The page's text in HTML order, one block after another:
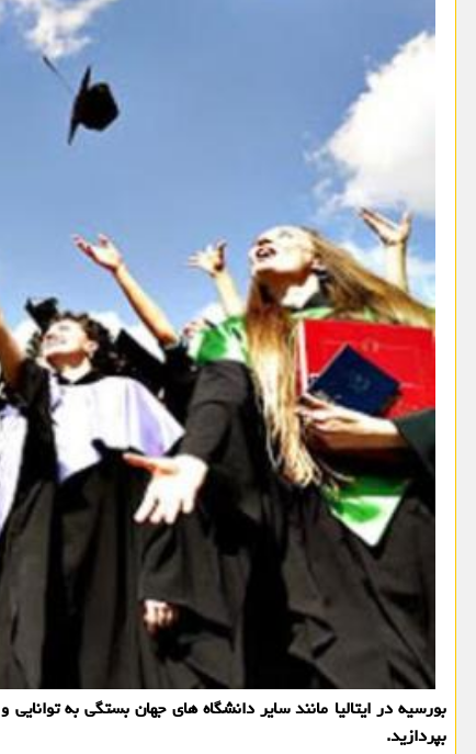
بورسیه در ایتالیا مانند سایر دانشگاه های جهان بستگی به
بپردازید.